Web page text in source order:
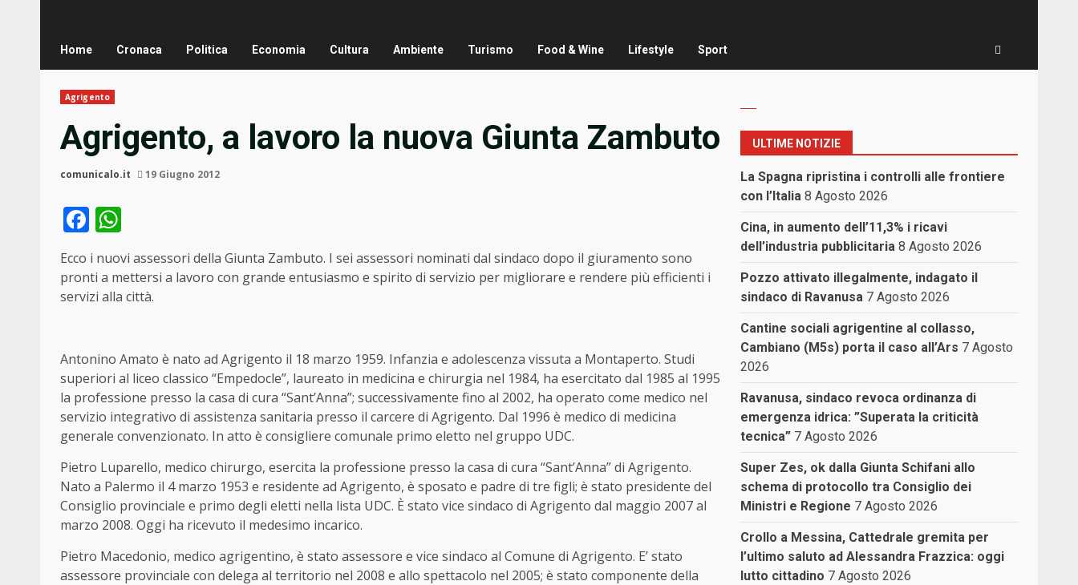
Home Cronaca Politica Economia Cultura Ambiente Turismo Food & Wine Lifestyle Sport
Agrigento
Agrigento, a lavoro la nuova Giunta Zambuto
comunicalo.it 19 Giugno 2012
Facebook
Ecco i nuovi assessori della Giunta Zambuto. I sei assessori nominati dal sindaco dopo il giuramento sono
pronti a mettersi a lavoro con grande entusiasmo e spirito di servizio per migliorare e rendere più efficienti i
servizi alla città.
Antonino Amato è nato ad Agrigento il 18 marzo 1959. Infanzia e adolescenza vissuta a Montaperto. Studi
superiori al liceo classico “Empedocle”, laureato in medicina e chirurgia nel 1984, ha esercitato dal 1985 al 1995
la professione presso la casa di cura “Sant’Anna”; successivamente fino al 2002, ha operato come medico nel
servizio integrativo di assistenza sanitaria presso il carcere di Agrigento. Dal 1996 è medico di medicina
generale convenzionato. In atto è consigliere comunale primo eletto nel gruppo UDC.
Pietro Luparello, medico chirurgo, esercita la professione presso la casa di cura “Sant’Anna” di Agrigento.
Nato a Palermo il 4 marzo 1953 e residente ad Agrigento, è sposato e padre di tre figli; è stato presidente del
Consiglio provinciale e primo degli eletti nella lista UDC. È stato vice sindaco di Agrigento dal maggio 2007 al
marzo 2008. Oggi ha ricevuto il medesimo incarico.
Pietro Macedonio, medico agrigentino, è stato assessore e vice sindaco al Comune di Agrigento. E’ stato
assessore provinciale con delega al territorio nel 2008 e allo spettacolo nel 2005; è stato componente della
ULTIME NOTIZIE
La Spagna ripristina i controlli alle frontiere
con l’Italia 8 Agosto 2026
Cina, in aumento dell’11,3% i ricavi
dell’industria pubblicitaria 8 Agosto 2026
Pozzo attivato illegalmente, indagato il
sindaco di Ravanusa 7 Agosto 2026
Cantine sociali agrigentine al collasso,
Cambiano (M5s) porta il caso all’Ars 7 Agosto
2026
Ravanusa, sindaco revoca ordinanza di
emergenza idrica: ”Superata la criticità
tecnica” 7 Agosto 2026
Super Zes, ok dalla Giunta Schifani allo
schema di protocollo tra Consiglio dei
Ministri e Regione 7 Agosto 2026
Crollo a Messina, Cattedrale gremita per
l’ultimo saluto ad Alessandra Frazzica: oggi
lutto cittadino 7 Agosto 2026